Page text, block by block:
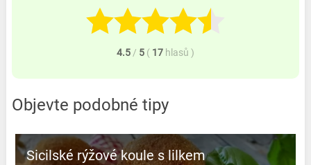
4.5 / 5 ( 17 hlasů )
Objevte podobné tipy
Sicilské rýžové koule s lilkem